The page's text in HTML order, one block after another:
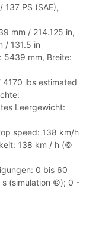
PS (SAE),
mm / 214.125 in,
/ 131.5 in
5439 mm, Breite:
lbs estimated
Leergewicht:
speed: 138 km/h
138 km / h (©
0 bis 60
s (simulation ©); 0 -